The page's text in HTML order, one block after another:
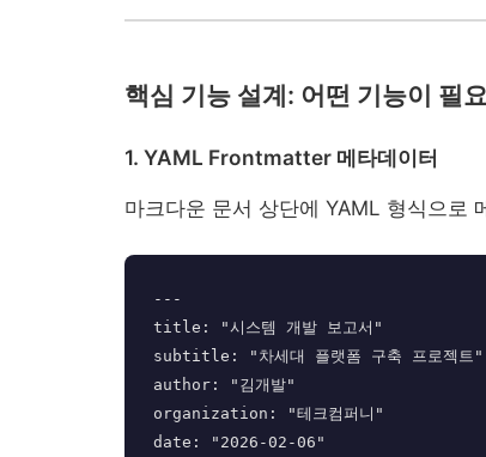
핵심 기능 설계: 어떤 기능이 필
1. YAML Frontmatter 메타데이터
마크다운 문서 상단에 YAML 형식으로
---
title: "시스템 개발 보고서"
subtitle: "차세대 플랫폼 구축 프로젝트"
author: "김개발"
organization: "테크컴퍼니"
date: "2026-02-06"